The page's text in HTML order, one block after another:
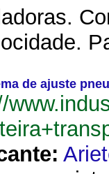
de ajuste